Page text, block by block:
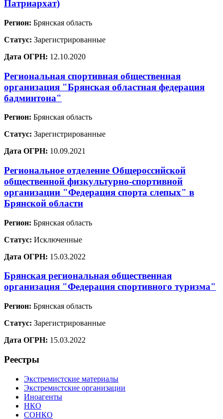
Патриархат)
Регион: Брянская область
Статус: Зарегистрированные
Дата ОГРН: 12.10.2020
Региональная спортивная общественная
организация "Брянская областная федерация
бадминтона"
Регион: Брянская область
Статус: Зарегистрированные
Дата ОГРН: 10.09.2021
Региональное отделение Общероссийской
общественной физкультурно-спортивной
организации "Федерация спорта слепых" в
Брянской области
Регион: Брянская область
Статус: Исключенные
Дата ОГРН: 15.03.2022
Брянская региональная общественная
организация "Федерация спортивного туризма"
Регион: Брянская область
Статус: Зарегистрированные
Дата ОГРН: 15.03.2022
Реестры
Экстремистские материалы
Экстремистские организации
Иноагенты
НКО
СОНКО